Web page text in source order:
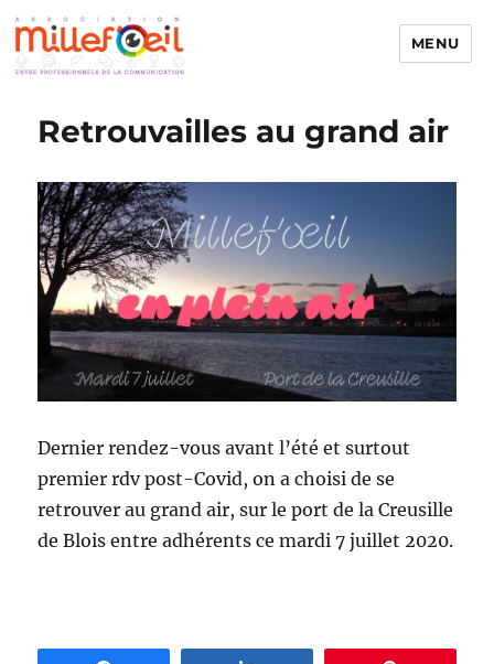
Millefoeil
MENU
Retrouvailles au grand air
Dernier rendez-vous avant l’été et surtout
premier rdv post-Covid, on a choisi de se
retrouver au grand air, sur le port de la Creusille
de Blois entre adhérents ce mardi 7 juillet 2020.